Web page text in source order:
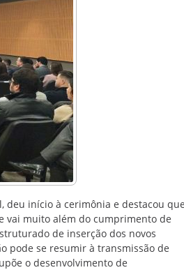
deu início à cerimônia e destacou que
vai muito além do cumprimento de
de inserção dos novos
pode se resumir à transmissão de
o desenvolvimento de